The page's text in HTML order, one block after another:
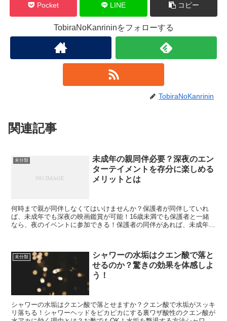
Pocket LINE コピー
TobiraNoKanrininをフォローする
TobiraNoKanrinin
関連記事
未分類
未成年の親同伴必要？深夜のエン
ターテイメントを存分に楽しめる
メリットとは
何時まで親が同伴しなくてはいけませんか？保護者が同伴していれ
ば、未成年でも深夜の映画鑑賞が可能！16歳未満でも保護者と一緒
なら、夜のイベントに参加できる！保護者の同伴があれば、未成年で
未分類
シャワーの水垢はクエン酸で落と
せるのか？驚きの効果を体感しよ
う！
シャワーの水垢はクエン酸で落とせますか？クエン酸で水垢がスッキ
リ落ちる！シャワーヘッドをピカピカにする裏ワザ酸性のクエン酸が